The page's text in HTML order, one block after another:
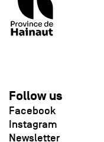
Follow us
Facebook
Instagram
Newsletter